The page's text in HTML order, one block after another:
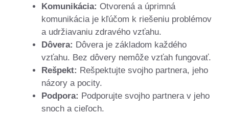
Komunikácia: Otvorená a úprimná
komunikácia je kľúčom k riešeniu problémov
a udržiavaniu zdravého vzťahu.
Dôvera: Dôvera je základom každého
vzťahu. Bez dôvery nemôže vzťah fungovať.
Rešpekt: Rešpektujte svojho partnera, jeho
názory a pocity.
Podpora: Podporujte svojho partnera v jeho
snoch a cieľoch.